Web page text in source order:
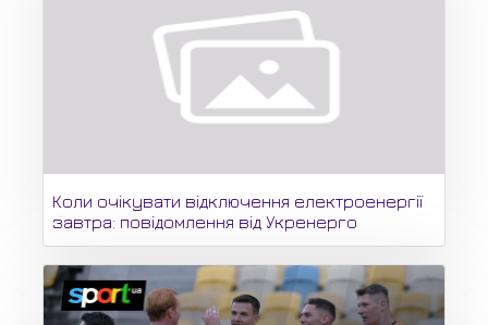
Коли очікувати відключення електроенергії
завтра: повідомлення від Укренерго